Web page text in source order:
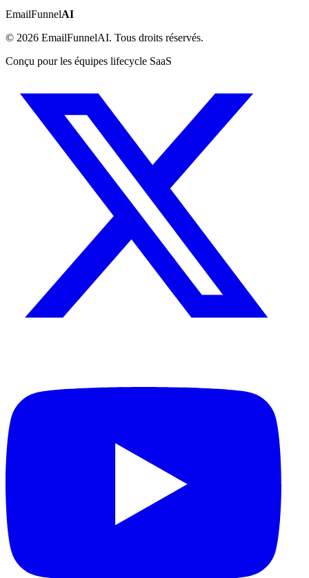
EmailFunnelAI
© 2026 EmailFunnelAI. Tous droits réservés.
Conçu pour les équipes lifecycle SaaS